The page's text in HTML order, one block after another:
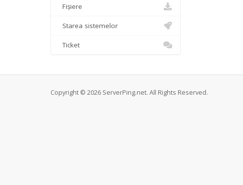
Fișiere
Starea sistemelor
Ticket
Copyright © 2026 ServerPing.net. All Rights Reserved.